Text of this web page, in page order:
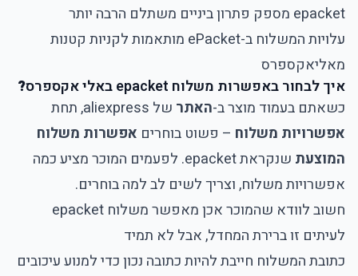
epacket מספק פתרון ביניים משתלם הרבה יותר
עלויות המשלוח ב-ePacket מותאמות לקניות קטנות
מאליאקספרס
איך לבחור באפשרות משלוח epacket באלי אקספרס
?
כשאתם בעמוד מוצר ב-האתר של aliexpress, תחת
אפשרויות משלוח – פשוט בוחרים אפשרות משלוח
המוצעת
שנקראת epacket. לפעמים המוכר מציע כמה
אפשרויות משלוח, וצריך לשים לב למה בוחרים.
חשוב לוודא שהמוכר אכן מאפשר משלוח epacket
לעיתים זו ברירת המחדל, אבל לא תמיד
כתובת המשלוח חייבת להיות כתובה נכון כדי למנוע עיכובים